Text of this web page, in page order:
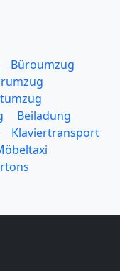
Büroumzug
Beiladung
Klaviertransport